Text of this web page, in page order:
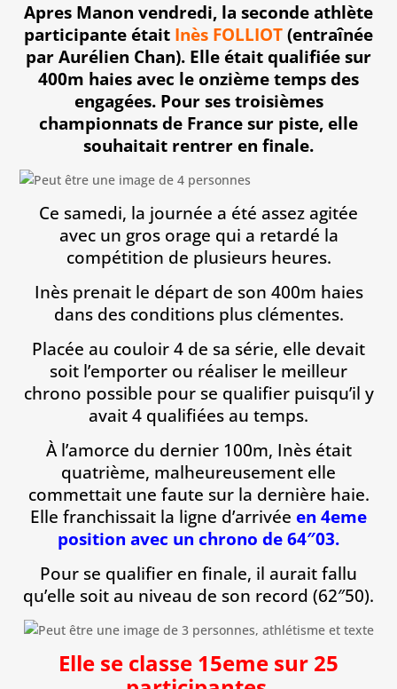
Apres Manon vendredi, la seconde athlète
participante était Inès FOLLIOT (entraînée
par Aurélien Chan). Elle était qualifiée sur
400m haies avec le onzième temps des
engagées. Pour ses troisièmes
championnats de France sur piste, elle
souhaitait rentrer en finale.
Ce samedi, la journée a été assez agitée
avec un gros orage qui a retardé la
compétition de plusieurs heures.
Inès prenait le départ de son 400m haies
dans des conditions plus clémentes.
Placée au couloir 4 de sa série, elle devait
soit l’emporter ou réaliser le meilleur
chrono possible pour se qualifier puisqu’il y
avait 4 qualifiées au temps.
À l’amorce du dernier 100m, Inès était
quatrième, malheureusement elle
commettait une faute sur la dernière haie.
Elle franchissait la ligne d’arrivée en 4eme
position avec un chrono de 64″03.
Pour se qualifier en finale, il aurait fallu
qu’elle soit au niveau de son record (62″50).
Elle se classe 15eme sur 25